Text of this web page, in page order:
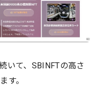
いて、SBINFTの高さ
す。